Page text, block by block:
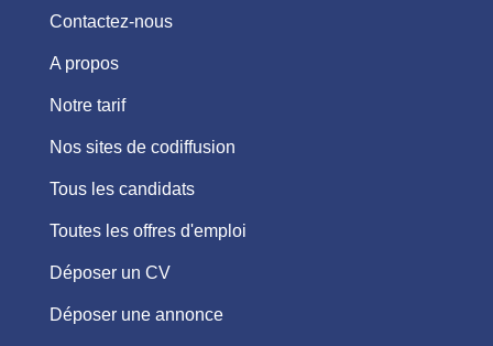
Contactez-nous
A propos
Notre tarif
Nos sites de codiffusion
Tous les candidats
Toutes les offres d'emploi
Déposer un CV
Déposer une annonce